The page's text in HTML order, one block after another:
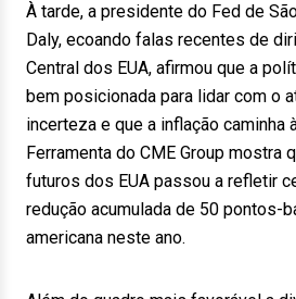
À tarde, a presidente do Fed de
Daly, ecoando falas recentes de
Central dos EUA, afirmou que a
bem posicionada para lidar com o
incerteza e que a inflação caminha
Ferramenta do CME Group mostra
futuros dos EUA passou a refletir
redução acumulada de 50 pontos-
americana neste ano.